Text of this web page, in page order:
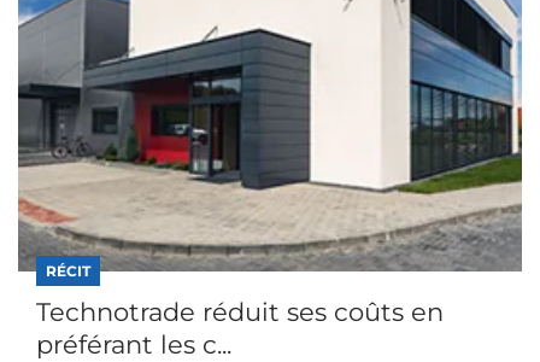
RÉCIT
Technotrade réduit ses coûts en
préférant les c...